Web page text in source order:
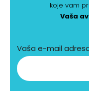
koje vam
Vaša
Vaša e-mail